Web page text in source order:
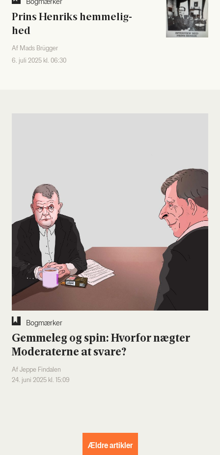
Bog­mær­ker
Prins Hen­riks hem­me­lig­
hed
Af Mads Brügger
6. juli 2025 kl. 06:30
Bog­mær­ker
Gem­me­leg og spin: Hvor­for næg­ter
Mode­ra­ter­ne at sva­re?
Af Jeppe Findalen
24. juni 2025 kl. 15:09
Ældre artikler